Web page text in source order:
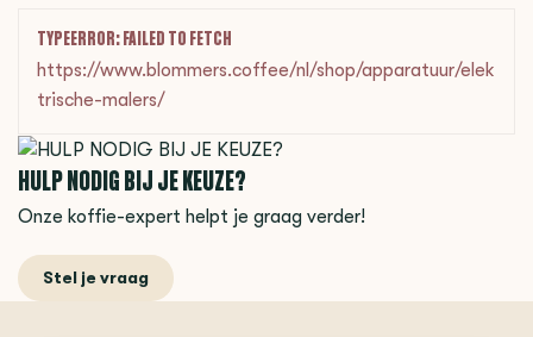
TYPEERROR: FAILED TO FETCH
https://www.blommers.coffee/nl/shop/apparatuur/elek
trische-malers/
HULP NODIG BIJ JE KEUZE?
Onze koffie-expert helpt je graag verder!
Stel je vraag